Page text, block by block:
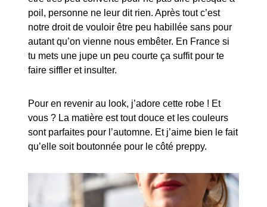
poil, personne ne leur dit rien. Après tout c’est
notre droit de vouloir être peu habillée sans pour
autant qu’on vienne nous embêter. En France si
tu mets une jupe un peu courte ça suffit pour te
faire siffler et insulter.
Pour en revenir au look, j’adore cette robe ! Et
vous ? La matière est tout douce et les couleurs
sont parfaites pour l’automne. Et j’aime bien le fait
qu’elle soit boutonnée pour le côté preppy.